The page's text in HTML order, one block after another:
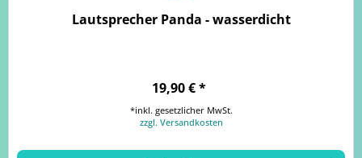
Lautsprecher Panda - wasserdicht
19,90 € *
*inkl. gesetzlicher MwSt.
zzgl. Versandkosten